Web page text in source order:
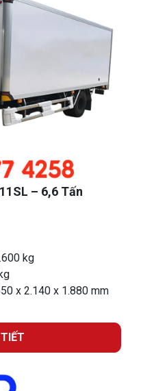
– 6,6 Tấn
kg
x 2.140 x 1.880 mm